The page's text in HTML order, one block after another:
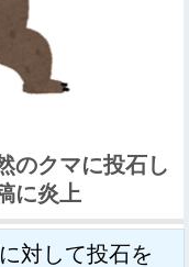
のクマに投石し
に炎上
対して投石を